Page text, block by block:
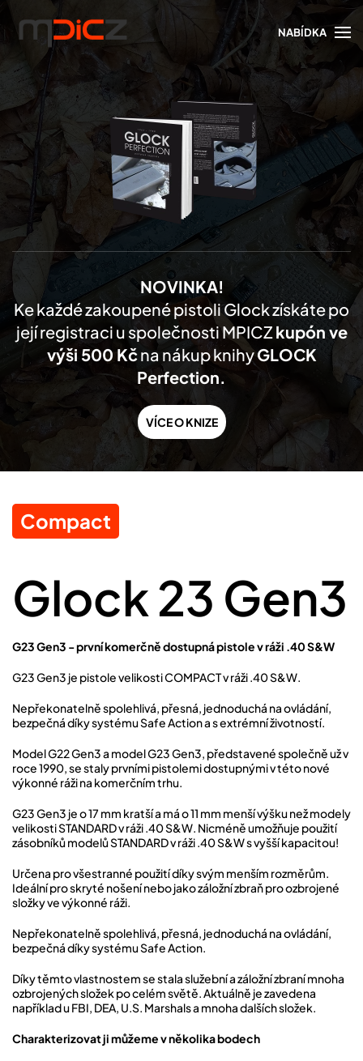
Skip to main content
NABÍDKA
NOVINKA!
Ke každé zakoupené pistoli Glock získáte po
její registraci u společnosti MPICZkupón ve
výši 500 Kčna nákup knihyGLOCK
Perfection.
VÍCE O KNIZE
Compact
Glock 23 Gen3
G23 Gen3 - první komerčně dostupná pistole v ráži .40 S&W
G23 Gen3 je pistole velikosti COMPACT v ráži .40 S&W.
Nepřekonatelně spolehlivá, přesná, jednoduchá na ovládání,
bezpečná díky systému Safe Action a s extrémní životností.
Model G22 Gen3 a model G23 Gen3, představené společně už v
roce 1990, se staly prvními pistolemi dostupnými v této nové
výkonné ráži na komerčním trhu.
G23 Gen3 je o 17 mm kratší a má o 11 mm menší výšku než modely
velikosti STANDARD v ráži .40 S&W. Nicméně umožňuje použití
zásobníků modelů STANDARD v ráži .40 S&W s vyšší kapacitou!
Určena pro všestranné použití díky svým menším rozměrům.
Ideální pro skryté nošení nebo jako záložní zbraň pro ozbrojené
složky ve výkonné ráži.
Nepřekonatelně spolehlivá, přesná, jednoduchá na ovládání,
bezpečná díky systému Safe Action.
Díky těmto vlastnostem se stala služební a záložní zbraní mnoha
ozbrojených složek po celém světě. Aktuálně je zavedena
například u FBI, DEA, U.S. Marshals a mnoha dalších složek.
Charakterizovat ji můžeme v několika bodech